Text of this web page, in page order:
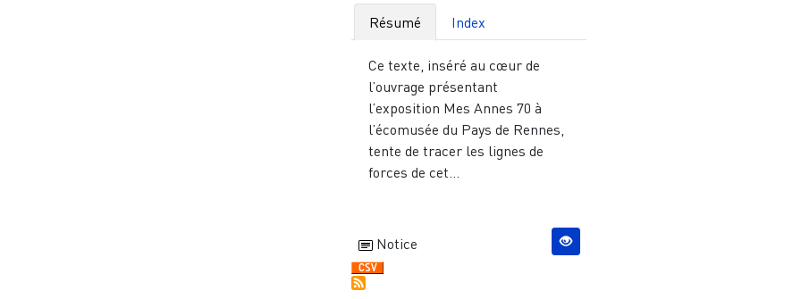
Résumé Index
Ce texte, inséré au cœur de
l’ouvrage présentant
l’exposition Mes Annes 70 à
l’écomusée du Pays de Rennes,
tente de tracer les lignes de
forces de cet...
Notice